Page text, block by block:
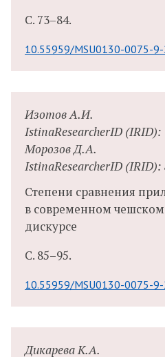
С. 73–84.
10.55959/MSU0130-0075-
Изотов А.И.
IstinaResearcherID (IRID):
Морозов Д.А.
IstinaResearcherID (IRID):
Степени сравнения
в современном
дискурсе
С. 85–95.
10.55959/MSU0130-0075-
Дикарева К.А.